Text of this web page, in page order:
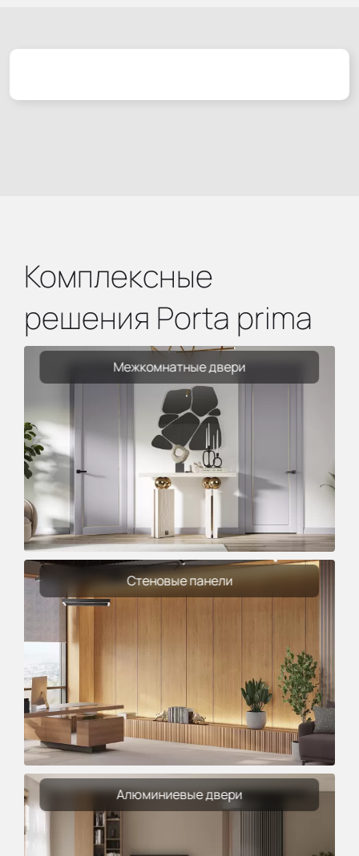
Комплексные
решения Porta prima
Межкомнатные двери
Стеновые панели
Алюминиевые двери